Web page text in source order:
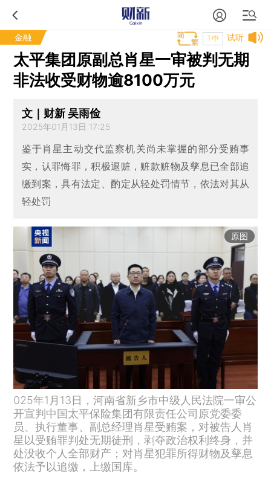
金融 试听
T中
太平集团原副总肖星一审被判无期
非法收受财物逾8100万元
文｜财新 吴雨俭
2025年01月13日 17:25
鉴于肖星主动交代监察机关尚未掌握的部分受贿事
实，认罪悔罪，积极退赃，赃款赃物及孳息已全部追
缴到案，具有法定、酌定从轻处罚情节，依法对其从
轻处罚
原图
025年1月13日，河南省新乡市中级人民法院一审公
开宣判中国太平保险集团有限责任公司原党委委
员、执行董事、副总经理肖星受贿案，对被告人肖
星以受贿罪判处无期徒刑，剥夺政治权利终身，并
处没收个人全部财产；对肖星犯罪所得财物及孳息
依法予以追缴，上缴国库。